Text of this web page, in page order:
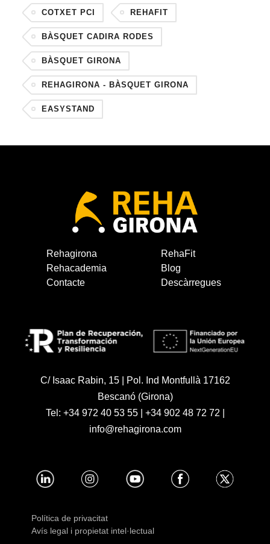
COTXET PCI REHAFIT
BÀSQUET CADIRA RODES
BÀSQUET GIRONA
REHAGIRONA - BÀSQUET GIRONA
EASYSTAND
Rehagirona
RehaFit
Rehacademia
Blog
Contacte
Descàrregues
C/ Isaac Rabin, 15 | Pol. Ind Montfullà 17162
Bescanó (Girona)
Tel: +34 972 40 53 55| +34 902 48 72 72
info@rehagirona.com
Política de privacitat
Avís legal i propietat intel·lectual